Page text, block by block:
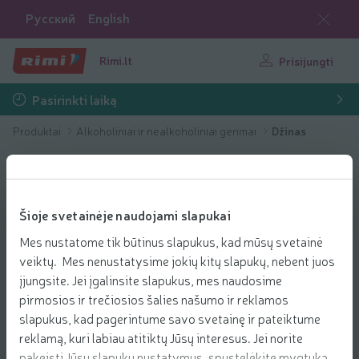
Šioje svetainėje naudojami slapukai
Mes nustatome tik būtinus slapukus, kad mūsų svetainė
veiktų. Mes nenustatysime jokių kitų slapukų, nebent juos
įjungsite. Jei įgalinsite slapukus, mes naudosime
pirmosios ir trečiosios šalies našumo ir reklamos
slapukus, kad pagerintume savo svetainę ir pateiktume
reklamą, kuri labiau atitiktų Jūsų interesus. Jei norite
Русский English
Rimi.lt Prisijungti
Pasirinkti laiką
Produktai Alkoholiniai ir nealkoholiniai gėrimai Džinas